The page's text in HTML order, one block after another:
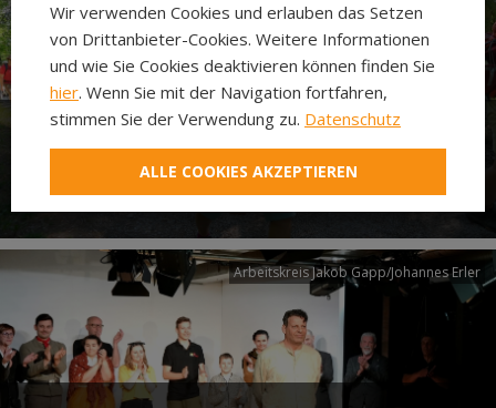
Neuer Pilgerweg Via
Laudato si’
Arbeitskreis Jakob Gapp/Johannes Erler
Wir verwenden Cookies und erlauben das Setzen
von Drittanbieter-Cookies. Weitere Informationen
und wie Sie Cookies deaktivieren können finden Sie
hier. Wenn Sie mit der Navigation fortfahren,
stimmen Sie der Verwendung zu. Datenschutz
ALLE COOKIES AKZEPTIEREN